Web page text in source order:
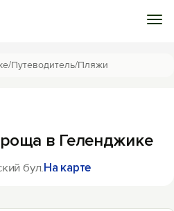
/Путеводитель/Пляжи
в Геленджике
бул.На карте